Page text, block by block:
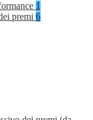
1
premi 6